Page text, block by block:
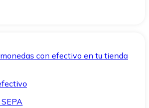
con efectivo en tu tienda